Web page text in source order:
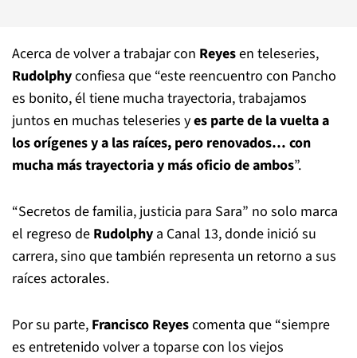
Acerca de volver a trabajar con Reyesen teleseries,
Rudolphyconfiesa que “este reencuentro con Pancho
es bonito, él tiene mucha trayectoria, trabajamos
juntos en muchas teleseries yes parte de la vuelta a
los orígenes y a las raíces, pero renovados… con
mucha más trayectoria y más oficio de ambos”.
“Secretos de familia, justicia para Sara” no solo marca
el regreso de Rudolphy a Canal 13, donde inició su
carrera, sino que también representa un retorno a sus
raíces actorales.
Por su parte, Francisco Reyescomenta que “siempre
es entretenido volver a toparse con los viejos